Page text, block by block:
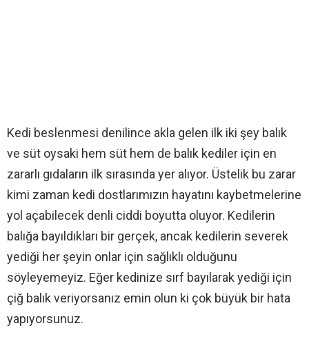
Kedi beslenmesi denilince akla gelen ilk iki şey balık
ve süt oysaki hem süt hem de balık kediler için en
zararlı gıdaların ilk sırasında yer alıyor. Üstelik bu zarar
kimi zaman kedi dostlarımızın hayatını kaybetmelerine
yol açabilecek denli ciddi boyutta oluyor. Kedilerin
balığa bayıldıkları bir gerçek, ancak kedilerin severek
yediği her şeyin onlar için sağlıklı olduğunu
söyleyemeyiz. Eğer kedinize sırf bayılarak yediği için
çiğ balık veriyorsanız emin olun ki çok büyük bir hata
yapıyorsunuz.